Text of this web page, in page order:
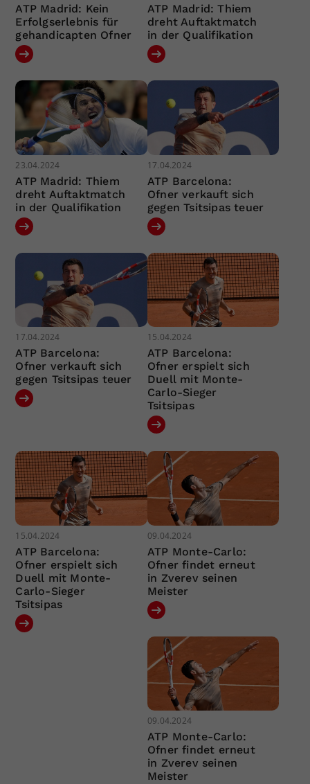
ATP Madrid: Kein
Erfolgserlebnis für
gehandicapten Ofner
ATP Madrid: Thiem
dreht Auftaktmatch
in der Qualifikation
23.04.2024
ATP Madrid: Thiem
dreht Auftaktmatch
in der Qualifikation
17.04.2024
ATP Barcelona:
Ofner verkauft sich
gegen Tsitsipas teuer
17.04.2024
ATP Barcelona:
Ofner verkauft sich
gegen Tsitsipas teuer
15.04.2024
ATP Barcelona:
Ofner erspielt sich
Duell mit Monte-
Carlo-Sieger
Tsitsipas
15.04.2024
ATP Barcelona:
Ofner erspielt sich
Duell mit Monte-
Carlo-Sieger
Tsitsipas
09.04.2024
ATP Monte-Carlo:
Ofner findet erneut
in Zverev seinen
Meister
09.04.2024
ATP Monte-Carlo:
Ofner findet erneut
in Zverev seinen
Meister